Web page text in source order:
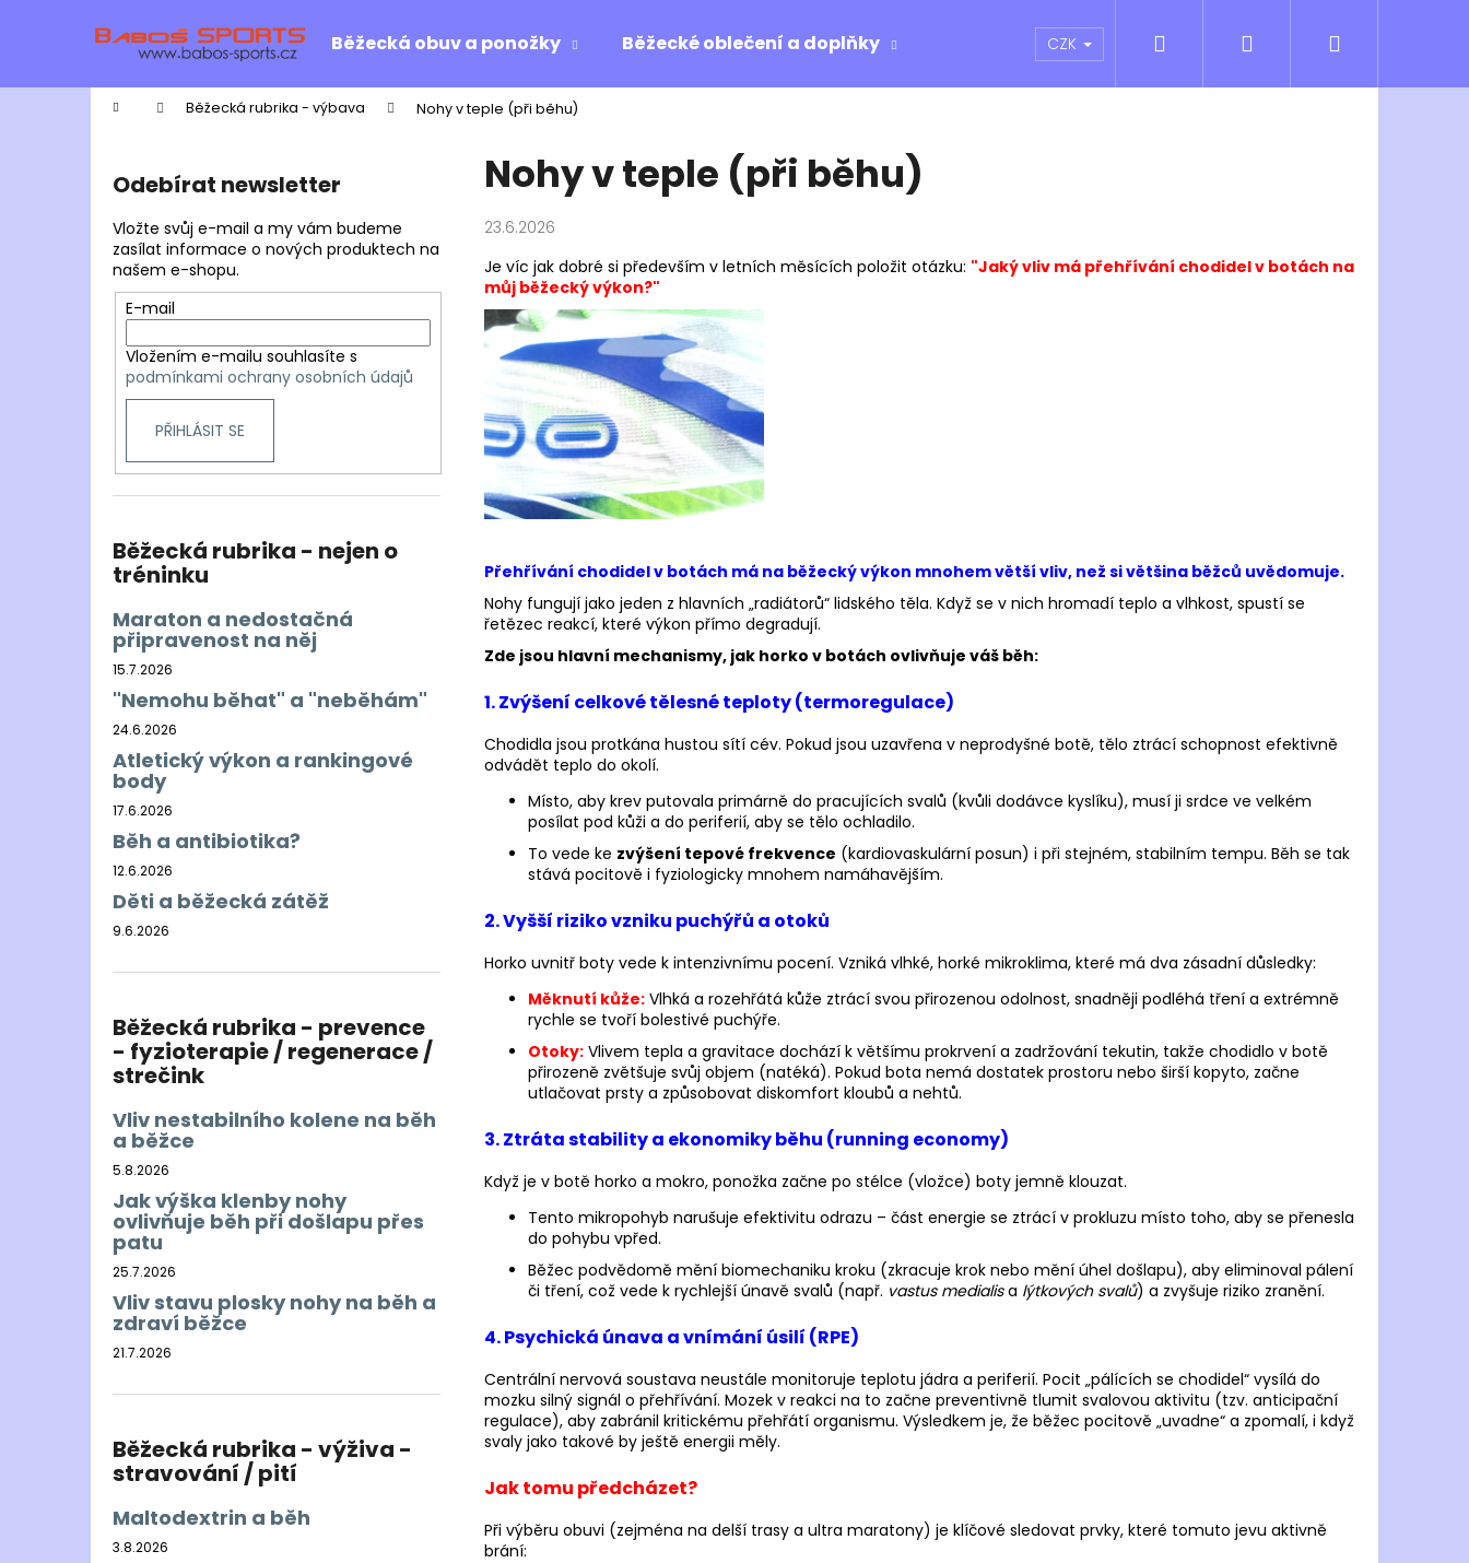
Běžecká obuv a ponožky Běžecké oblečení a doplňky Ostatní sporty Outlet Obchodní podmínky
CZK Přihlášení
Domů Běžecká rubrika - výbava Nohy v teple (při běhu)
Odebírat newsletter
Vložte svůj e-mail a my vám budeme
zasílat informace o nových produktech na
našem e-shopu.
E-mail
Vložením e-mailu souhlasíte s
podmínkami ochrany osobních údajů
PŘIHLÁSIT SE
Běžecká rubrika - nejen o
tréninku
Maraton a nedostačná
připravenost na něj
15.7.2026
"Nemohu běhat" a "neběhám"
24.6.2026
Atletický výkon a rankingové
body
17.6.2026
Běh a antibiotika?
12.6.2026
Děti a běžecká zátěž
9.6.2026
Běžecká rubrika - prevence
- fyzioterapie / regenerace /
strečink
Vliv nestabilního kolene na běh
a běžce
5.8.2026
Jak výška klenby nohy
ovlivňuje běh při došlapu přes
patu
25.7.2026
Vliv stavu plosky nohy na běh a
zdraví běžce
21.7.2026
Běžecká rubrika - výživa -
stravování / pití
Maltodextrin a běh
3.8.2026
Nohy v teple (při běhu)
23.6.2026
Je víc jak dobré si především v letních měsících položit otázku: "Jaký vliv má přehřívání chodidel v botách na
můj běžecký výkon?"
Přehřívání chodidel v botách má na běžecký výkon mnohem větší vliv, než si většina běžců uvědomuje.
Nohy fungují jako jeden z hlavních „radiátorů“ lidského těla. Když se v nich hromadí teplo a vlhkost, spustí se
řetězec reakcí, které výkon přímo degradují.
Zde jsou hlavní mechanismy, jak horko v botách ovlivňuje váš běh:
1. Zvýšení celkové tělesné teploty (termoregulace)
Chodidla jsou protkána hustou sítí cév. Pokud jsou uzavřena v neprodyšné botě, tělo ztrácí schopnost efektivně
odvádět teplo do okolí.
Místo, aby krev putovala primárně do pracujících svalů (kvůli dodávce kyslíku), musí ji srdce ve velkém
posílat pod kůži a do periferií, aby se tělo ochladilo.
To vede ke zvýšení tepové frekvence (kardiovaskulární posun) i při stejném, stabilním tempu. Běh se tak
stává pocitově i fyziologicky mnohem namáhavějším.
2. Vyšší riziko vzniku puchýřů a otoků
Horko uvnitř boty vede k intenzivnímu pocení. Vzniká vlhké, horké mikroklima, které má dva zásadní důsledky:
Měknutí kůže: Vlhká a rozehřátá kůže ztrácí svou přirozenou odolnost, snadněji podléhá tření a extrémně
rychle se tvoří bolestivé puchýře.
Otoky: Vlivem tepla a gravitace dochází k většímu prokrvení a zadržování tekutin, takže chodidlo v botě
přirozeně zvětšuje svůj objem (natéká). Pokud bota nemá dostatek prostoru nebo širší kopyto, začne
utlačovat prsty a způsobovat diskomfort kloubů a nehtů.
3. Ztráta stability a ekonomiky běhu (running economy)
Když je v botě horko a mokro, ponožka začne po stélce (vložce) boty jemně klouzat.
Tento mikropohyb narušuje efektivitu odrazu – část energie se ztrácí v prokluzu místo toho, aby se přenesla
do pohybu vpřed.
Běžec podvědomě mění biomechaniku kroku (zkracuje krok nebo mění úhel došlapu), aby eliminoval pálení
či tření, což vede k rychlejší únavě svalů (např. vastus medialisa lýtkových svalů) a zvyšuje riziko zranění.
4. Psychická únava a vnímání úsilí (RPE)
Centrální nervová soustava neustále monitoruje teplotu jádra a periferií. Pocit „pálících se chodidel“ vysílá do
mozku silný signál o přehřívání. Mozek v reakci na to začne preventivně tlumit svalovou aktivitu (tzv. anticipační
regulace), aby zabránil kritickému přehřátí organismu. Výsledkem je, že běžec pocitově „uvadne“ a zpomalí, i když
svaly jako takové by ještě energii měly.
Jak tomu předcházet?
Při výběru obuvi (zejména na delší trasy a ultra maratony) je klíčové sledovat prvky, které tomuto jevu aktivně
brání:
í
do
do
Co potřebujete najít?
Doporučujeme
BĚŽECKÁ BUNDA RONHILL EVERYDAY
899 Kč
Původně:1 200 Kč
BĚŽECKÉ RUKAVICE RONHILL CLASSIC
GLOVE
Původně: 384 Kč